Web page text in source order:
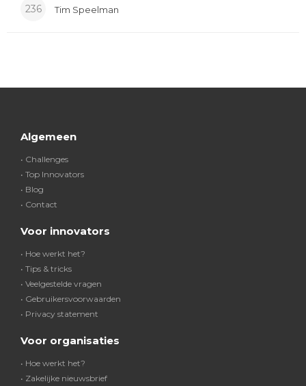
236 Tim Speelman
Algemeen
• Challenges
• Top Innovators
• Blog
• Contact
Voor innovators
• Hoe werkt het?
• Tips & tricks
• Veelgestelde vragen
• Gebruikersvoorwaarden
• Privacy statement
Voor organisaties
• Hoe werkt het?
• Zakelijke nieuwsbrief